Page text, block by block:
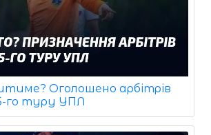
Оголошено арбітрів
го туру УПЛ